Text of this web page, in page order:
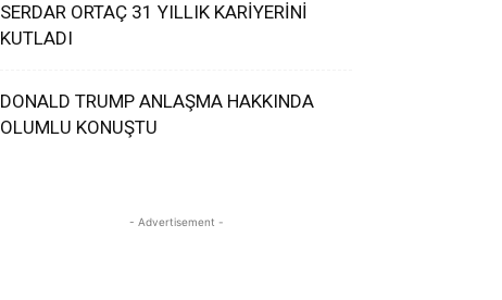
SERDAR ORTAÇ 31 YILLIK KARİYERİNİ
KUTLADI
DONALD TRUMP ANLAŞMA HAKKINDA
OLUMLU KONUŞTU
- Advertisement -